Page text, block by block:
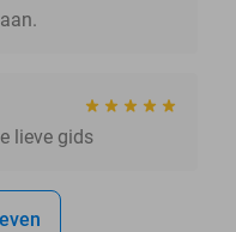
lieve gids